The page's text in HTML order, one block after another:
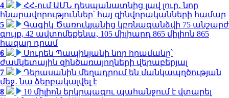
4
ՀՀ-ում ԱՄՆ դեսպանատնից լավ լուր․ նոր
հնարավորություններ՝ հայ զինվորականների համար
5
Գագիկ Ծառուկյանից կբռնագանձվի 75 անշարժ
գույք, 42 ավտոմեքենա, 105 միլիարդ 865 միլիոն 865
հազար դրամ
6
Սուրեն Պապիկյանի նոր հրամանը՝
ժամկետային զինծառայողների վերաբերյալ
7
Դերասանին մեղադրում են մանկապղծության
մեջ․ նա ձերբակալվել է
8
10 միլիոն երկրպագու պահանջում է վտարել